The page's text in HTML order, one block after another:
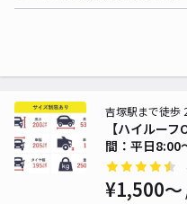
【ハイルー
間：平日
吉塚駅まで徒歩
¥1,500〜